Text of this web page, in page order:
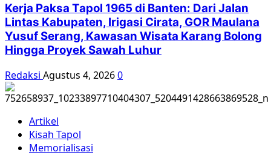
kini
membayangi
Jokowi
Kerja Paksa Tapol 1965 di Banten: Dari Jalan
Lintas Kabupaten, Irigasi Cirata, GOR Maulana
Yusuf Serang, Kawasan Wisata Karang Bolong
Hingga Proyek Sawah Luhur
Redaksi Agustus 4, 20260
Artikel
Kisah Tapol
Memorialisasi